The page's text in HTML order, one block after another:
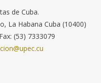
de Cuba.
La Habana Cuba (10400)
(53) 7333079